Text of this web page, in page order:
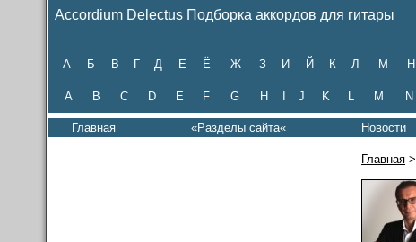
Accordium Delectus Подборка аккордов для гитары
А Б В Г Д Е Ё Ж З И Й К Л М Н
A B C D E F G H J K L M N
Главная «Разделы сайта« Новости
Главная >